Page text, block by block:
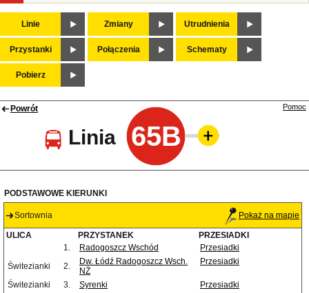
Linie Zmiany Utrudnienia
Przystanki Połączenia Schematy
Pobierz
Powrót
Linia 65B
Pomoc
PODSTAWOWE KIERUNKI
Sortownia Pokaż na mapie
ULICA PRZYSTANEK
PRZESIADKI
1.
Radogoszcz Wschód
Przesiadki
Świtezianki
2.
Dw. Łódź Radogoszcz Wsch.
NŻ
Przesiadki
Świtezianki 3. Syrenki
Przesiadki